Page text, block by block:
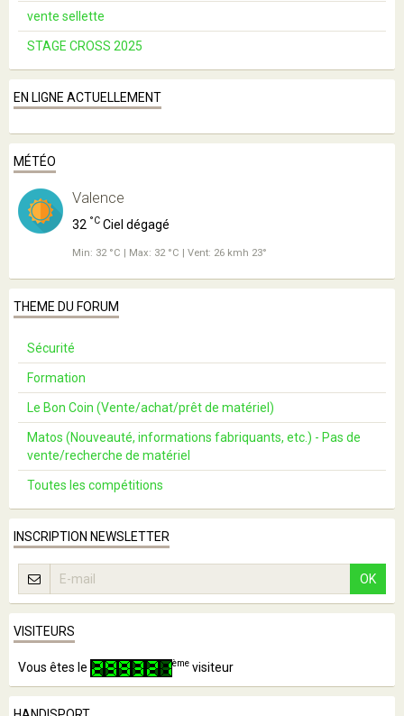
vente sellette
STAGE CROSS 2025
EN LIGNE ACTUELLEMENT
MÉTÉO
Valence
32 °C Ciel dégagé
Min: 32 °C | Max: 32 °C | Vent: 26 kmh 23°
THEME DU FORUM
Sécurité
Formation
Le Bon Coin (Vente/achat/prêt de matériel)
Matos (Nouveauté, informations fabriquants, etc.) - Pas de
vente/recherche de matériel
Toutes les compétitions
INSCRIPTION NEWSLETTER
OK
VISITEURS
Vous êtes le ème visiteur